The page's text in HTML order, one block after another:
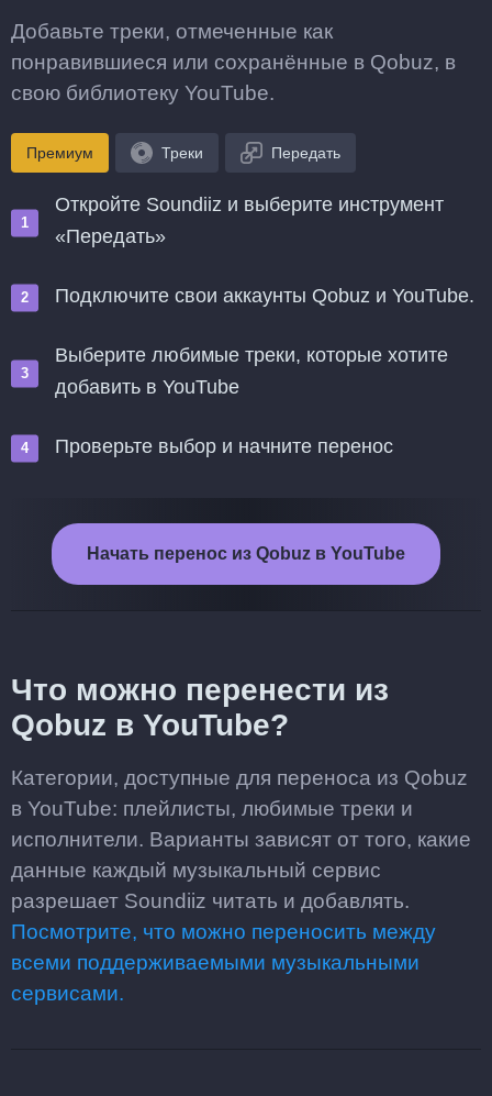
Добавьте треки, отмеченные как
понравившиеся или сохранённые в Qobuz, в
свою библиотеку YouTube.
Премиум Треки Передать
Откройте Soundiiz и выберите инструмент
«Передать»
Подключите свои аккаунты Qobuz и YouTube.
Выберите любимые треки, которые хотите
добавить в YouTube
Проверьте выбор и начните перенос
Начать перенос из Qobuz в YouTube
Что можно перенести из
Qobuz в YouTube?
Категории, доступные для переноса из Qobuz
в YouTube: плейлисты, любимые треки и
исполнители. Варианты зависят от того, какие
данные каждый музыкальный сервис
разрешает Soundiiz читать и добавлять.
Посмотрите, что можно переносить между
всеми поддерживаемыми музыкальными
сервисами.